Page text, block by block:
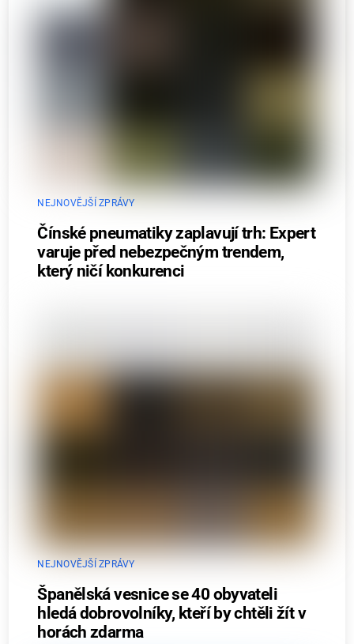
NEJNOVĚJŠÍ ZPRÁVY
Čínské pneumatiky zaplavují trh: Expert
varuje před nebezpečným trendem,
který ničí konkurenci
NEJNOVĚJŠÍ ZPRÁVY
Španělská vesnice se 40 obyvateli
hledá dobrovolníky, kteří by chtěli žít v
horách zdarma